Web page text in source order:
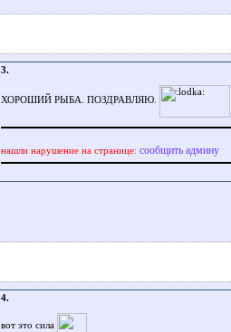
3.
ХОРОШИЙ РЫБА. ПОЗДРАВЛЯЮ.
нашли нарушение на странице: сообщить админу
4.
вот это сила